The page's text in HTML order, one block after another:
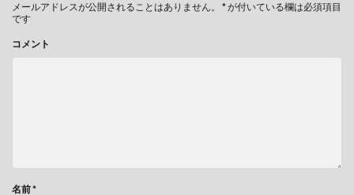
メールアドレスが公開されることはありません。 *が付いている欄は必須項目
です
コメント
名前*